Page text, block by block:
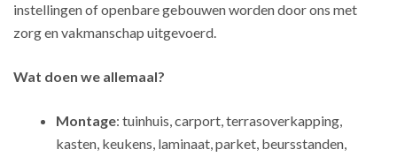
instellingen of openbare gebouwen worden door ons met
zorg en vakmanschap uitgevoerd.
Wat doen we allemaal?
Montage: tuinhuis, carport, terrasoverkapping,
kasten, keukens, laminaat, parket, beursstanden,